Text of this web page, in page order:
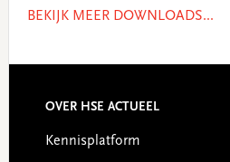
BEKIJK MEER DOWNLOADS...
Footer
OVER HSE ACTUEEL
Kennisplatform